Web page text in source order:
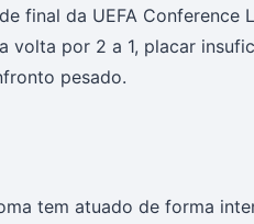
final da UEFA Conference
volta por 2 a 1, placar
pesado.
tem atuado de forma